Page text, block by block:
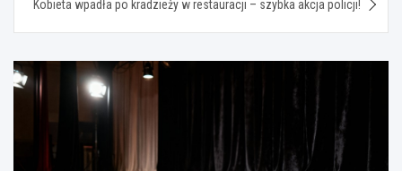
Kobieta wpadła po kradzieży w restauracji – szybka akcja policji!